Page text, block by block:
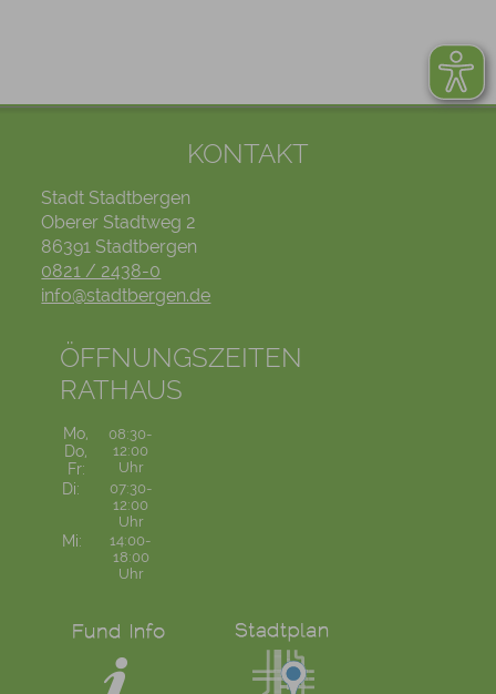
KONTAKT
Stadt Stadtbergen
Oberer Stadtweg 2
86391 Stadtbergen
0821 / 2438-0
info@stadtbergen.de
ÖFFNUNGSZEITEN
RATHAUS
Mo,
Do,
Fr:
08:30-
12:00
Uhr
Di:
07:30-
12:00
Uhr
Mi:
14:00-
18:00
Uhr